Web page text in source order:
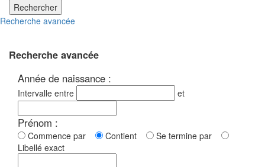
Rechercher
Recherche avancée
Recherche avancée
Année de naissance :
Intervalle entre et
Prénom :
Commence par Contient
Se termine par
Libellé exact